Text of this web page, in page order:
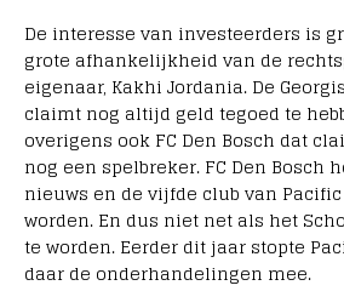
De interesse van investeerders is
grote afhankelijkheid van de
eigenaar, Kakhi Jordania. De
claimt nog altijd geld tegoed te
overigens ook FC Den Bosch dat
nog een spelbreker. FC Den Bosch
nieuws en de vijfde club van
worden. En dus niet net als het
te worden. Eerder dit jaar stopte
daar de onderhandelingen mee.